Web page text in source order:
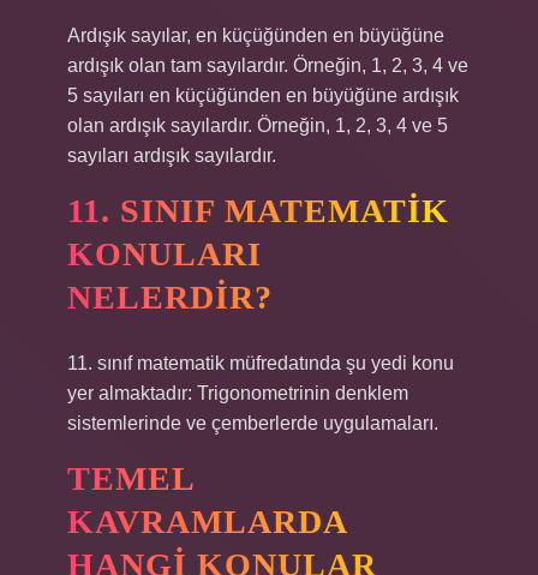
Ardışık sayılar, en küçüğünden en büyüğüne
ardışık olan tam sayılardır. Örneğin, 1, 2, 3, 4 ve
5 sayıları en küçüğünden en büyüğüne ardışık
olan ardışık sayılardır. Örneğin, 1, 2, 3, 4 ve 5
sayıları ardışık sayılardır.
11. SINIF MATEMATIK
KONULARI
NELERDIR?
11. sınıf matematik müfredatında şu yedi konu
yer almaktadır: Trigonometrinin denklem
sistemlerinde ve çemberlerde uygulamaları.
TEMEL
KAVRAMLARDA
HANGI KONULAR